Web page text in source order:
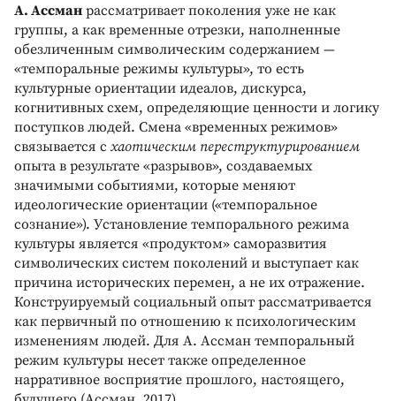
А. Ассман рассматривает поколения уже не как
группы, а как временные отрезки, наполненные
обезличенным символическим содержанием —
«темпоральные режимы культуры», то есть
культурные ориентации идеалов, дискурса,
когнитивных схем, определяющие ценности и логику
поступков людей. Смена «временных режимов»
связывается с хаотическим переструктурированием
опыта в результате «разрывов», создаваемых
значимыми событиями, которые меняют
идеологические ориентации («темпоральное
сознание»). Установление темпорального режима
культуры является «продуктом» саморазвития
символических систем поколений и выступает как
причина исторических перемен, а не их отражение.
Конструируемый социальный опыт рассматривается
как первичный по отношению к психологическим
изменениям людей. Для А. Ассман темпоральный
режим культуры несет также определенное
нарративное восприятие прошлого, настоящего,